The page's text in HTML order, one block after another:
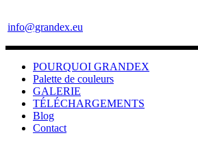
info@grandex.eu
POURQUOI GRANDEX
Palette de couleurs
GALERIE
TÉLÉCHARGEMENTS
Blog
Contact